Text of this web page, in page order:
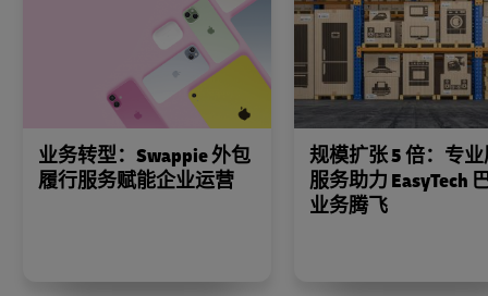
业务转型：Swappie 外包
履行服务赋能企业运营
规模扩张 5 倍：专
服务助力 EasyTech
业务腾飞